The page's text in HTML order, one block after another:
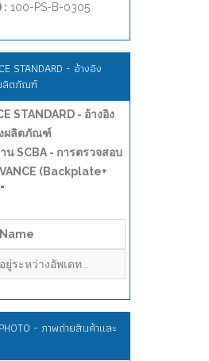
: 100-PS-B-0305
STANDARD - อ้างอิง
ลิตภัณฑ์
STANDARD - อ้างอิง
ผลิตภัณฑ์
น SCBA - การตรวจสอบ
(Backplate+
Name
อยู่ระหว่างอัพเดท...
- ภาพถ่ายสินค้าและ